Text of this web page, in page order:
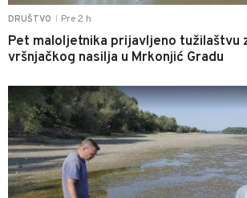
DRUŠTVO Pre 2 h
Pet maloljetnika prijavljeno tužilaštvu
vršnjačkog nasilja u Mrkonjić Gradu